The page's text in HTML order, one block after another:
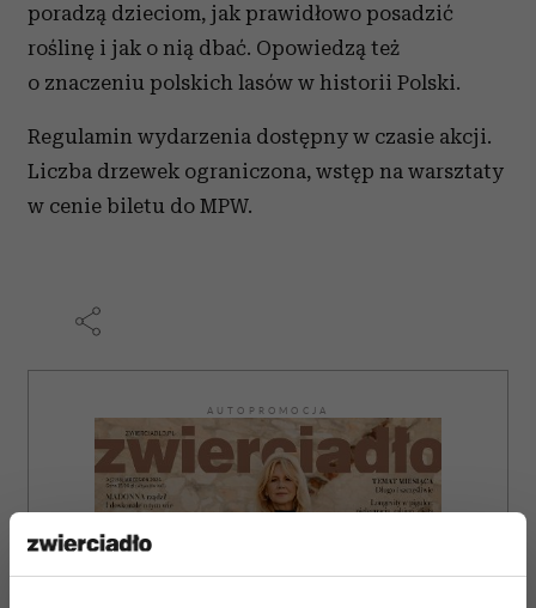
poradzą dzieciom, jak prawidłowo posadzić
roślinę i jak o nią dbać. Opowiedzą też
o znaczeniu polskich lasów w historii Polski.
Regulamin wydarzenia dostępny w czasie akcji.
Liczba drzewek ograniczona, wstęp na warsztaty
w cenie biletu do MPW.
AUTOPROMOCJA